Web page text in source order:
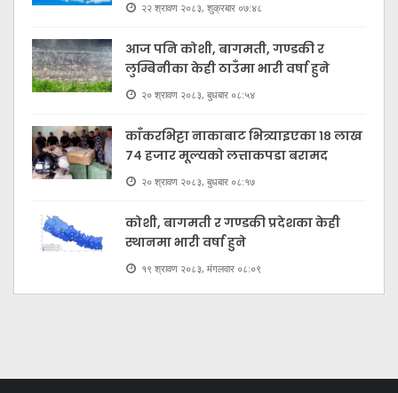
२२ श्रावण २०८३, शुक्रबार ०७:४८
आज पनि कोशी, बागमती, गण्डकी र
लुम्बिनीका केही ठाउँमा भारी वर्षा हुने
२० श्रावण २०८३, बुधबार ०८:५४
काँकरभिट्टा नाकाबाट भित्र्याइएका १८ लाख
७४ हजार मूल्यकाे लत्ताकपडा बरामद
२० श्रावण २०८३, बुधबार ०८:१७
कोशी, बागमती र गण्डकी प्रदेशका केही
स्थानमा भारी वर्षा हुने
१९ श्रावण २०८३, मंगलवार ०८:०९